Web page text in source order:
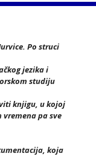
Po struci
jezika i
studiju
knjigu, u kojoj
pa sve
koja